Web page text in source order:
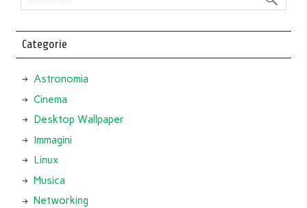
Categorie
Astronomia
Cinema
Desktop Wallpaper
Immagini
Linux
Musica
Networking